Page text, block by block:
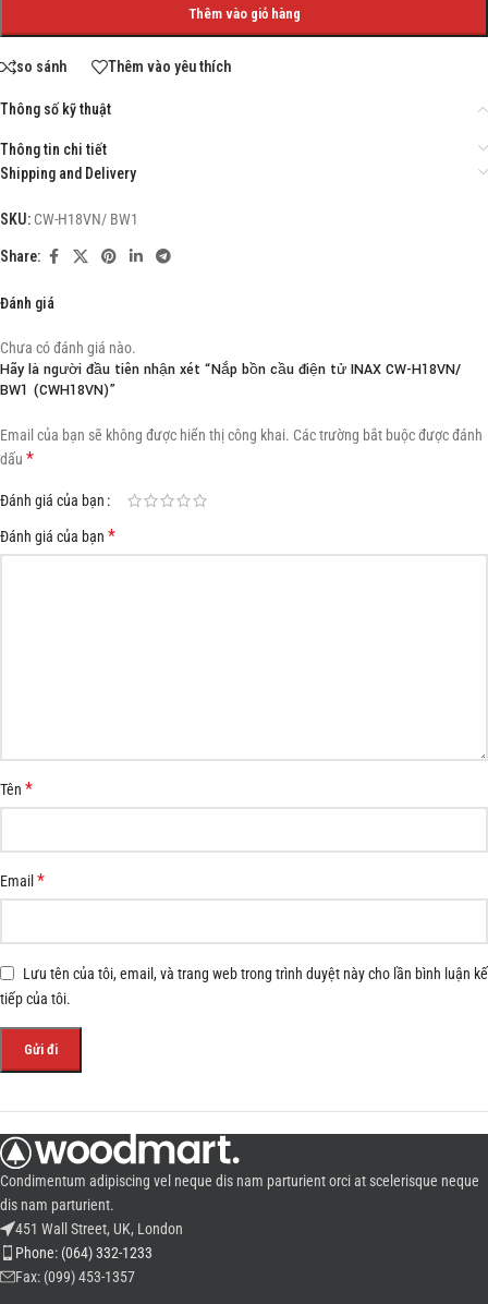
Thêm vào giỏ hàng
so sánh Thêm vào yêu thích
Thông số kỹ thuật
Thông tin chi tiết
Shipping and Delivery
SKU: CW-H18VN/ BW1
Share:
Đánh giá
Chưa có đánh giá nào.
Hãy là người đầu tiên nhận xét “Nắp bồn cầu điện tử INAX CW-H18VN/
BW1 (CWH18VN)”
Email của bạn sẽ không được hiển thị công khai. Các trường bắt buộc được đánh
dấu *
Đánh giá của bạn
Đánh giá của bạn *
Tên *
Email*
Lưu tên của tôi, email, và trang web trong trình duyệt này cho lần bình luận kế
tiếp của tôi.
Condimentum adipiscing vel neque dis nam parturient orci at scelerisque neque
dis nam parturient.
451 Wall Street, UK, London
Phone: (064) 332-1233
Fax: (099) 453-1357